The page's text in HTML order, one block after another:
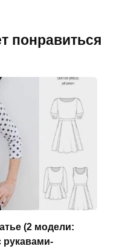
понравиться
(2 модели:
рукавами-